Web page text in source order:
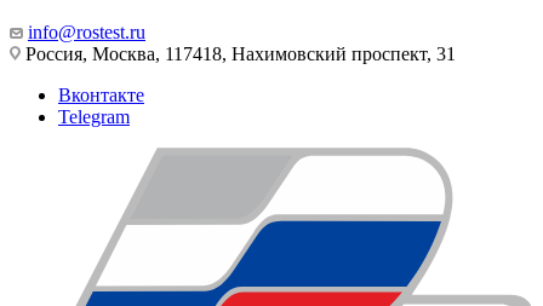
info@rostest.ru
Россия, Москва, 117418, Нахимовский проспект, 31
Вконтакте
Telegram